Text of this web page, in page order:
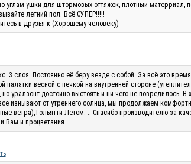
углам ушки для штормовых оттяжек, плотный матерриал,
летний пол. Всё СУПЕР!!!!!
в друзья к (Хорошему человеку)
3 слоя. Постоянно её беру везде с собой. За всё это
палатки весной с печкой на внутренней стороне
уралзонт достойно выстоять и ни чего не повредилось.
изнывают от утреннего солнца, мы продолжаем
ветра),Тольятти Летом. .. Спасибо производителю за
Вам и процветания.